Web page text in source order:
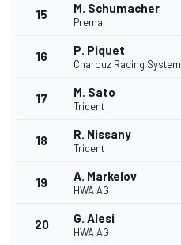
15 M. Schumacher
Prema
16 P. Piquet
Charouz Racing System
17 M. Sato
Trident
18 R. Nissany
Trident
19 A. Markelov
HWA AG
20 G. Alesi
HWA AG